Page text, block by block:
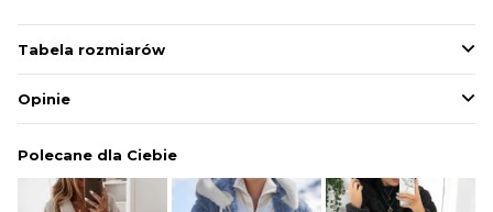
Tabela rozmiarów
Opinie
Polecane dla Ciebie